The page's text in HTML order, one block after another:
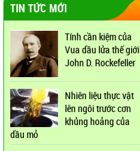
TIN TỨC MỚI
Tính cần kiệm của
Vua dầu lửa thế giới
John D. Rockefeller
Nhiên liệu thực vật
lên ngôi trước cơn
khủng hoảng của
dầu mỏ